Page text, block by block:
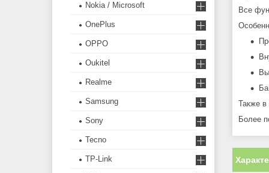
Все
Также в
Более
Nokia / Microsoft
OnePlus
OPPO
Oukitel
Realme
Samsung
Sony
Tecno
TP-Link